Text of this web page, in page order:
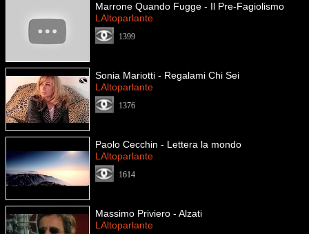
Marrone Quando Fugge - Il Pre-Fagiolismo
LAltoparlante
1399
Sonia Mariotti - Regalami Chi Sei
LAltoparlante
1376
Paolo Cecchin - Lettera la mondo
LAltoparlante
1614
Massimo Priviero - Alzati
LAltoparlante